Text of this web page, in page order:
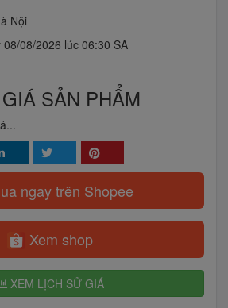
Nội
08/2026 lúc 06:30 SA
SẢN PHẨM
ngay trên Shopee
Xem shop
XEM LỊCH SỬ GIÁ